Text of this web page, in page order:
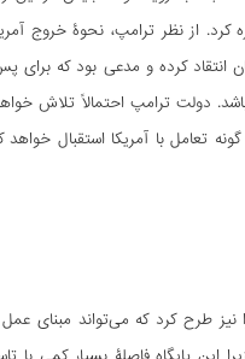
کرد. از نظر ترامپ، نحوۀ خروج
انتقاد کرده و مدعی بود که
دولت ترامپ احتمالاً تلاش
تعامل با آمریکا استقبال
نیز طرح کرد که می­‌تواند مبنای